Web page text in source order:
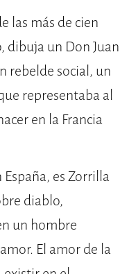
las más de cien
dibuja un Don Juan
rebelde social, un
representaba al
en la Francia
es Zorrilla
diablo,
un hombre
El amor de la